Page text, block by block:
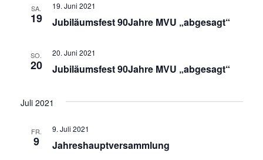
SA.
19 Jubiläumsfest 90Jahre MVU „abgesagt“
19. Juni 2021
SO.
20 Jubiläumsfest 90Jahre MVU „abgesagt“
20. Juni 2021
Juli 2021
FR.
9 Jahreshauptversammlung
9. Juli 2021